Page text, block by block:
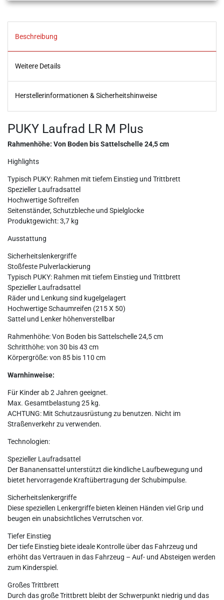
Beschreibung
Weitere Details
Herstellerinformationen & Sicherheitshinweise
PUKY Laufrad LR M Plus
Rahmenhöhe: Von Boden bis Sattelschelle 24,5 cm
Highlights
Typisch PUKY: Rahmen mit tiefem Einstieg und Trittbrett
Spezieller Laufradsattel
Hochwertige Softreifen
Seitenständer, Schutzbleche und Spielglocke
Produktgewicht: 3,7 kg
Ausstattung
Sicherheitslenkergriffe
Stoßfeste Pulverlackierung
Typisch PUKY: Rahmen mit tiefem Einstieg und Trittbrett
Spezieller Laufradsattel
Räder und Lenkung sind kugelgelagert
Hochwertige Schaumreifen (215 X 50)
Sattel und Lenker höhenverstellbar
Rahmenhöhe: Von Boden bis Sattelschelle 24,5 cm
Schritthöhe: von 30 bis 43 cm
Körpergröße: von 85 bis 110 cm
Warnhinweise:
Für Kinder ab 2 Jahren geeignet.
Max. Gesamtbelastung 25 kg.
ACHTUNG: Mit Schutzausrüstung zu benutzen. Nicht im
Straßenverkehr zu verwenden.
Technologien:
Spezieller Laufradsattel
Der Bananensattel unterstützt die kindliche Laufbewegung und
bietet hervorragende Kraftübertragung der Schubimpulse.
Sicherheitslenkergriffe
Diese speziellen Lenkergriffe bieten kleinen Händen viel Grip und
beugen ein unabsichtliches Verrutschen vor.
Tiefer Einstieg
Der tiefe Einstieg biete ideale Kontrolle über das Fahrzeug und
erhöht das Vertrauen in das Fahrzeug – Auf- und Absteigen werden
zum Kinderspiel.
Großes Trittbrett
Durch das große Trittbrett bleibt der Schwerpunkt niedrig und das